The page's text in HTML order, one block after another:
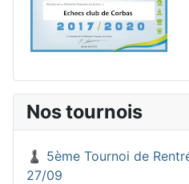
Nos tournois
♟️ 5ème Tournoi de
27/09